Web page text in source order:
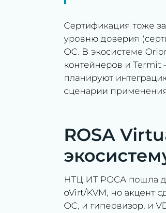
Сертификация тоже
уровню доверия
ОС. В экосистеме
контейнеров и Termit
планируют
сценарии
ROSA
НТЦ ИТ РОСА пошла
oVirt/KVM, но акцент
ОС, и гипервизор, и